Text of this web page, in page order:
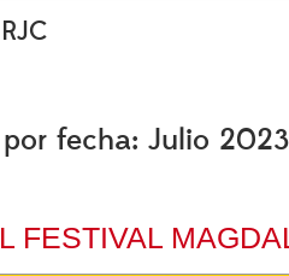
fecha: Julio 2023
FESTIVAL